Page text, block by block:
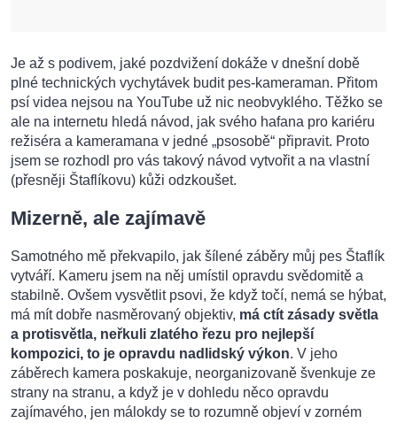
Je až s podivem, jaké pozdvižení dokáže v dnešní době
plné technických vychytávek budit pes-kameraman. Přitom
psí videa nejsou na YouTube už nic neobvyklého. Těžko se
ale na internetu hledá návod, jak svého hafana pro kariéru
režiséra a kameramana v jedné „psosobě“ připravit. Proto
jsem se rozhodl pro vás takový návod vytvořit a na vlastní
(přesněji Štaflíkovu) kůži odzkoušet.
Mizerně, ale zajímavě
Samotného mě překvapilo, jak šílené záběry můj pes Štaflík
vytváří. Kameru jsem na něj umístil opravdu svědomitě a
stabilně. Ovšem vysvětlit psovi, že když točí, nemá se hýbat,
má mít dobře nasměrovaný objektiv, má ctít zásady světla
a protisvětla, neřkuli zlatého řezu pro nejlepší
kompozici, to je opravdu nadlidský výkon. V jeho
záběrech kamera poskakuje, neorganizovaně švenkuje ze
strany na stranu, a když je v dohledu něco opravdu
zajímavého, jen málokdy se to rozumně objeví v zorném